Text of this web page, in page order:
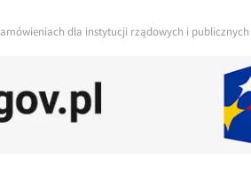
dla instytucji rządowych i